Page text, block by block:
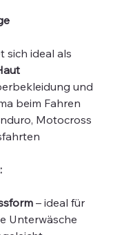
sich ideal als
und
beim Fahren
Motocross
– ideal für
Unterwäsche